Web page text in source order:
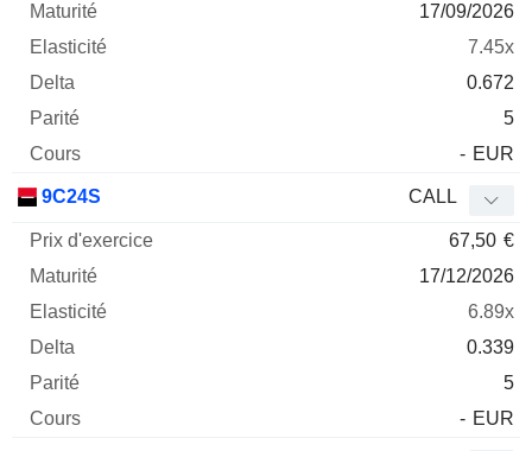
17/09/2026
7.45x
0.672
5
- EUR
9C24S CALL
67,50 €
17/12/2026
6.89x
0.339
5
- EUR